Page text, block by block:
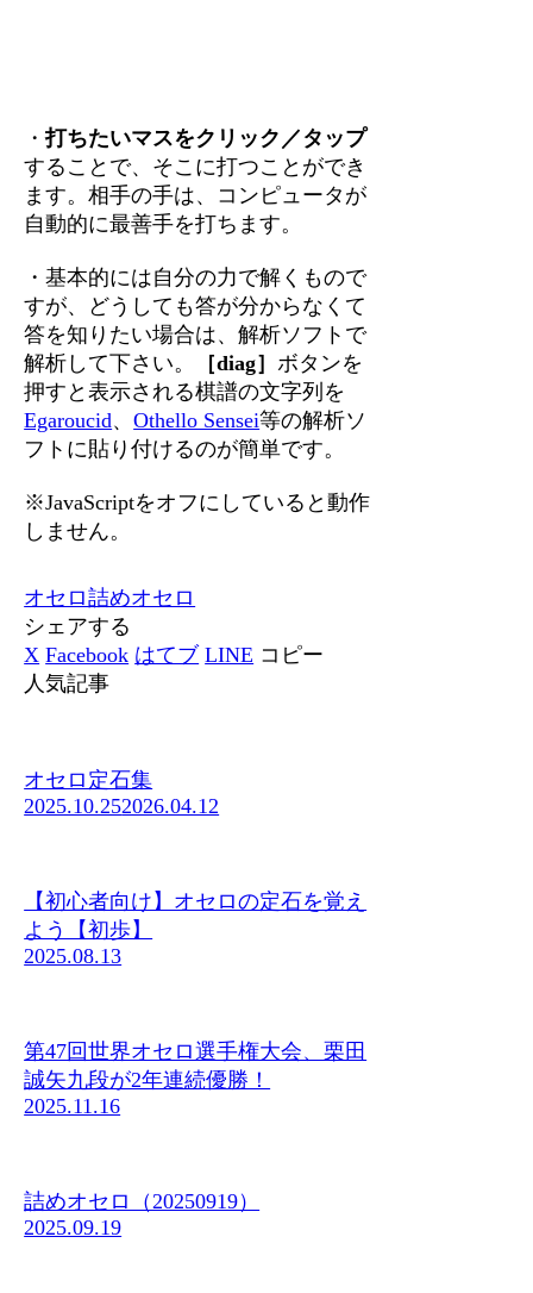
・打ちたいマスをクリック／タップ
することで、そこに打つことができ
ます。相手の手は、コンピュータが
自動的に最善手を打ちます。
・基本的には自分の力で解くもので
すが、どうしても答が分からなくて
答を知りたい場合は、解析ソフトで
解析して下さい。
［diag］ ボタンを
押すと表示される棋譜の文字列を
Egaroucid、Othello Sensei等の解析ソ
フトに貼り付けるのが簡単です。
※JavaScriptをオフにしていると動作
しません。
オセロ詰めオセロ
シェアする
X Facebook はてブ LINE コピー
人気記事
オセロ定石集
2025.10.252026.04.12
【初心者向け】オセロの定石を覚え
よう【初歩】
2025.08.13
第47回世界オセロ選手権大会、栗田
誠矢九段が2年連続優勝！
2025.11.16
詰めオセロ（20250919）
2025.09.19